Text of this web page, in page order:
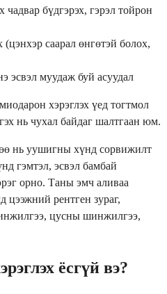
бүдгэрэх, гэрэл тойрон
саарал өнгөтэй болох,
эсвэл муудаж буй асуудал
хэрэглэх үед тогтмол
нь чухал байдаг шалтгаан юм.
нь уушигны хүнд сорвижилт
гэмтэл, эсвэл бамбай
орно. Таны эмч аливаа
цээжний рентген зураг,
цусны шинжилгээ,
ёсгүй вэ?